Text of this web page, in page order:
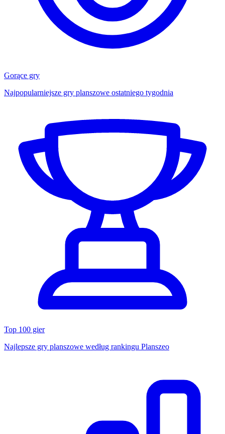
Gorące gry
Najpopularniejsze gry planszowe ostatniego tygodnia
Top 100 gier
Najlepsze gry planszowe według rankingu Planszeo